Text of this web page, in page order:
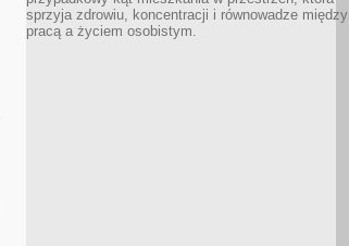
sprzyja zdrowiu, koncentracji i równowadze między
pracą a życiem osobistym.